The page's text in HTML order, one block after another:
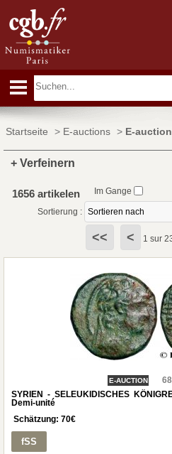
Startseite > E-auctions > E-
+ Verfeinern
1656 artikelen Im Gange
Sortierung :
<< < 1 sur
E-AUCTION
SYRIEN - SELEUKIDISCHES
Demi-unité
Schätzung: 70€
fSS